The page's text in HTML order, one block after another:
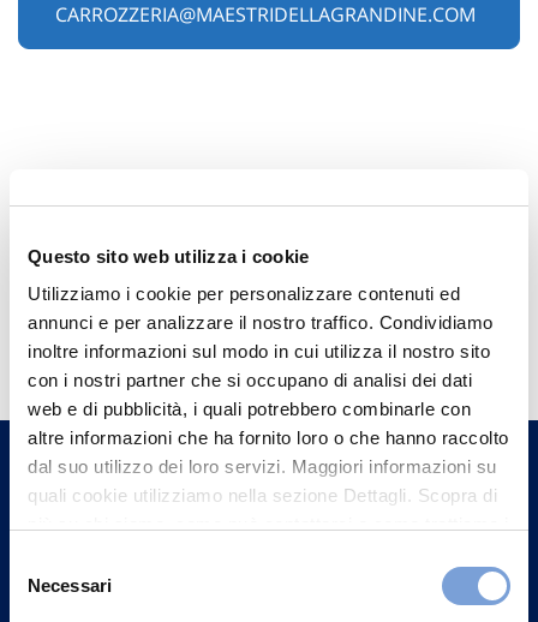
Questo sito web utilizza i cookie
Utilizziamo i cookie per personalizzare contenuti ed
annunci e per analizzare il nostro traffico. Condividiamo
inoltre informazioni sul modo in cui utilizza il nostro sito
con i nostri partner che si occupano di analisi dei dati
web e di pubblicità, i quali potrebbero combinarle con
altre informazioni che ha fornito loro o che hanno raccolto
dal suo utilizzo dei loro servizi. Maggiori informazioni su
quali cookie utilizziamo nella sezione Dettagli. Scopra di
può trovare nel footer del sito nella sezione "Informativa
delNecessari
CARROZZERIA@MAESTRIDELLAGRANDINE.COM
Hai bisogno di
informazioni?
Trova l'Agenzia più vicina a te e parla con
un nostro Agente.
Contattaci